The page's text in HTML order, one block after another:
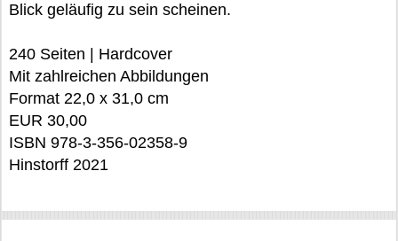
Blick geläufig zu sein scheinen.
240 Seiten | Hardcover
Mit zahlreichen Abbildungen
Format 22,0 x 31,0 cm
EUR 30,00
ISBN 978-3-356-02358-9
Hinstorff 2021